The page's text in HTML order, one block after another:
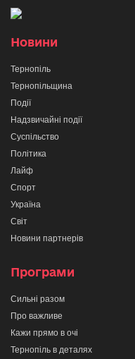
Новини
Тернопіль
Тернопільщина
Події
Надзвичайні події
Суспільство
Політика
Лайф
Спорт
Україна
Світ
Новини партнерів
Програми
Сильні разом
Про важливе
Кажи прямо в очі
Тернопіль в деталях